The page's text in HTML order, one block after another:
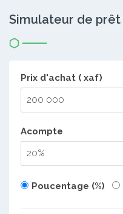
Simulateur de prêt
Prix d'achat ( xaf)
Acompte
Poucentage (%)